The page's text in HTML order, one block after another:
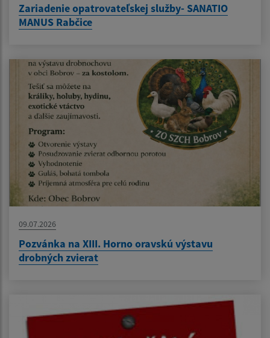
Zariadenie opatrovateľskej služby- SANATIO
MANUS Rabčice
09.07.2026
Pozvánka na XIII. Horno oravskú výstavu
drobných zvierat